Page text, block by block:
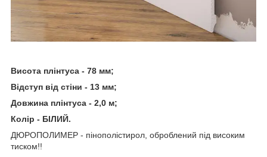
Висота плінтуса - 78 мм;
Відступ від стіни - 13 мм;
Довжина плінтуса - 2,0 м;
Колір - БІЛИЙ.
ДЮРОПОЛИМЕР - пінополістирол, оброблений під високим
тиском!!